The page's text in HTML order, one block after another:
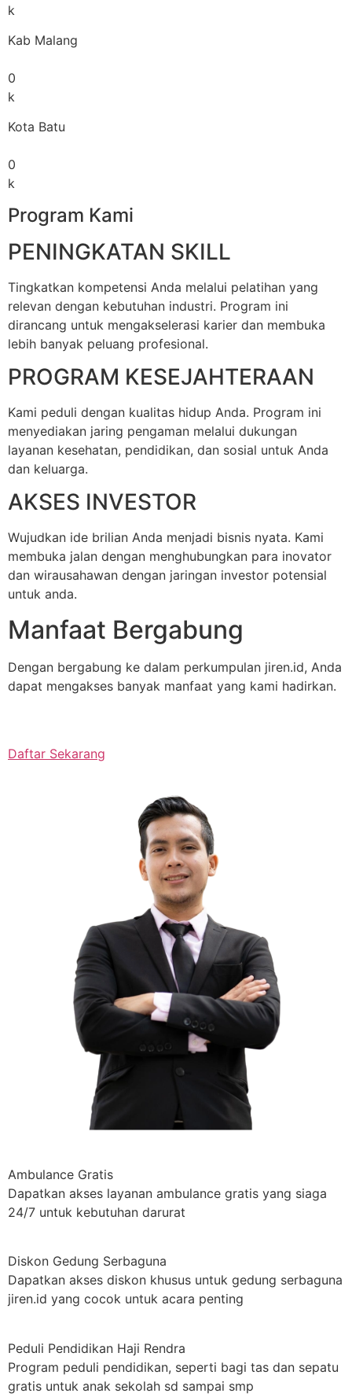
k
Kab Malang
0
k
Kota Batu
0
k
Program Kami
PENINGKATAN SKILL
Tingkatkan kompetensi Anda melalui pelatihan yang
relevan dengan kebutuhan industri. Program ini
dirancang untuk mengakselerasi karier dan membuka
lebih banyak peluang profesional.
PROGRAM KESEJAHTERAAN
Kami peduli dengan kualitas hidup Anda. Program ini
menyediakan jaring pengaman melalui dukungan
layanan kesehatan, pendidikan, dan sosial untuk Anda
dan keluarga.
AKSES INVESTOR
Wujudkan ide brilian Anda menjadi bisnis nyata. Kami
membuka jalan dengan menghubungkan para inovator
dan wirausahawan dengan jaringan investor potensial
untuk anda.
Manfaat Bergabung
Dengan bergabung ke dalam perkumpulan jiren.id, Anda
dapat mengakses banyak manfaat yang kami hadirkan.
Daftar Sekarang
Ambulance Gratis
Dapatkan akses layanan ambulance gratis yang siaga
24/7 untuk kebutuhan darurat
Diskon Gedung Serbaguna
Dapatkan akses diskon khusus untuk gedung serbaguna
jiren.id yang cocok untuk acara penting
Peduli Pendidikan Haji Rendra
Program peduli pendidikan, seperti bagi tas dan sepatu
gratis untuk anak sekolah sd sampai smp